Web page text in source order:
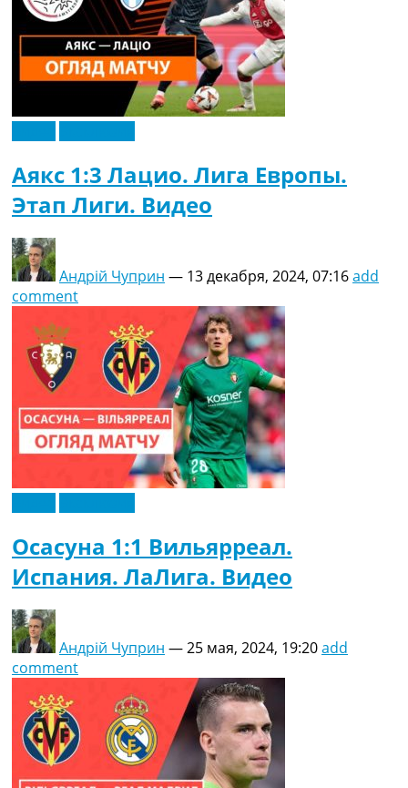
Аякс 1:3 Лацио. Лига Европы.
Этап Лиги. Видео
Андрій Чуприн — 13 декабря, 2024, 07:16add
comment
Осасуна 1:1 Вильярреал.
Испания. ЛаЛига. Видео
Андрій Чуприн —25 мая, 2024, 19:20add
comment